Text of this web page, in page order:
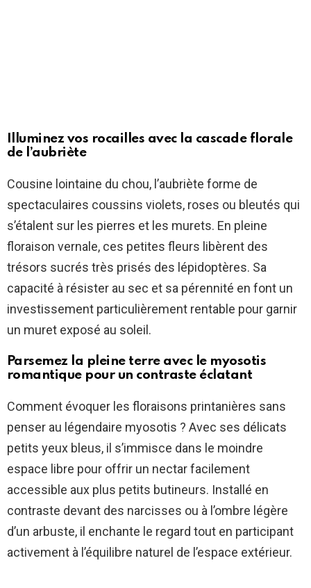
Illuminez vos rocailles avec la cascade florale
de l’aubriète
Cousine lointaine du chou, l’aubriète forme de
spectaculaires coussins violets, roses ou bleutés qui
s’étalent sur les pierres et les murets. En pleine
floraison vernale, ces petites fleurs libèrent des
trésors sucrés très prisés des lépidoptères. Sa
capacité à résister au sec et sa pérennité en font un
investissement particulièrement rentable pour garnir
un muret exposé au soleil.
Parsemez la pleine terre avec le myosotis
romantique pour un contraste éclatant
Comment évoquer les floraisons printanières sans
penser au légendaire myosotis ? Avec ses délicats
petits yeux bleus, il s’immisce dans le moindre
espace libre pour offrir un nectar facilement
accessible aux plus petits butineurs. Installé en
contraste devant des narcisses ou à l’ombre légère
d’un arbuste, il enchante le regard tout en participant
activement à l’équilibre naturel de l’espace extérieur.